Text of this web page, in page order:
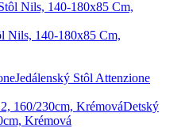
Nils, 140-180x85 Cm,
Jedálenský Stôl Attenzione
Detský
Krémová